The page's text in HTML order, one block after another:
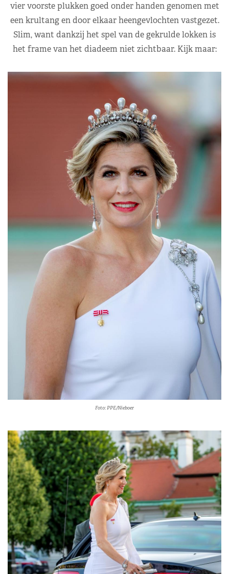
vier voorste plukken goed onder handen genomen met
een krultang en door elkaar heengevlochten vastgezet.
Slim, want dankzij het spel van de gekrulde lokken is
het frame van het diadeem niet zichtbaar. Kijk maar:
Foto: PPE/Nieboer